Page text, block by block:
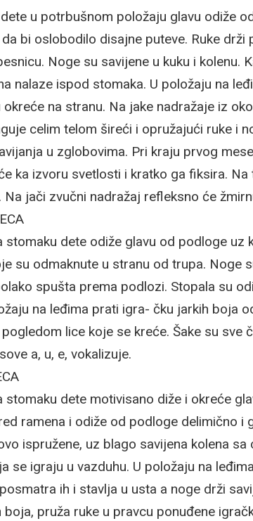
u potrbušnom položaju glavu odiže
bi oslobodilo disajne puteve. Ruke drži
Noge su savijene u kuku i kolenu.
nalaze ispod stomaka. U položaju na
na stranu. Na jake nadražaje iz
celim telom šireći i opružajući ruke i
u zglobovima. Pri kraju prvog
ka izvoru svetlosti i kratko ga fiksira.
Na jači zvučni nadražaj refleksno će
stomaku dete odiže glavu od podloge uz
su odmaknute u stranu od trupa. Noge
spušta prema podlozi. Stopala su
na leđima prati igra- čku jarkih boja
lice koje se kreće. Šake su sve
a, u, e, vokalizuje.
stomaku dete motivisano diže i okreće
ramena i odiže od podloge delimično i
ispružene, uz blago savijena kolena
se igraju u vazduhu. U položaju na
ih i stavlja u usta a noge drži
boja, pruža ruke u pravcu ponuđene